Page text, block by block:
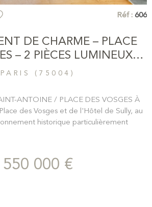
Réf : 606
DE CHARME – PLACE
– 2 PIÈCES LUMINEUX
AU...
PARIS (75004)
ANTOINE / PLACE DES VOSGES À
des Vosges et de l'Hôtel de Sully, au
historique particulièrement
Baigné de lumière grâce à son
et bénéficiant d'une vue dégagée, cet
550 000 €